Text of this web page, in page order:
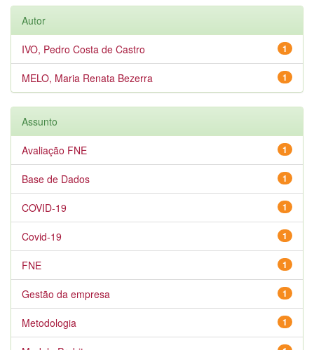
Autor
1
IVO, Pedro Costa de Castro
1
MELO, Maria Renata Bezerra
Assunto
1
Avaliação FNE
1
Base de Dados
1
COVID-19
1
Covid-19
1
FNE
1
Gestão da empresa
1
Metodologia